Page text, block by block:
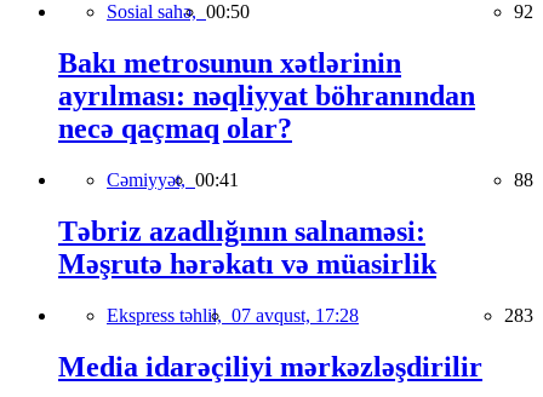
Sosial sahə, 00:50 92
Bakı metrosunun xətlərinin
ayrılması: nəqliyyat böhranından
necə qaçmaq olar?
Cəmiyyət, 00:41 88
Təbriz azadlığının salnaməsi:
Məşrutə hərəkatı və müasirlik
Ekspress təhlil, 07 avqust, 17:28 283
Media idarəçiliyi mərkəzləşdirilir